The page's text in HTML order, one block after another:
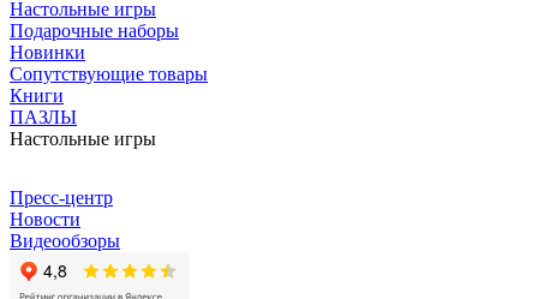
Настольные игры
Подарочные наборы
Новинки
Сопутствующие товары
Книги
ПАЗЛЫ
Настольные игры
Пресс-центр
Новости
Видеообзоры